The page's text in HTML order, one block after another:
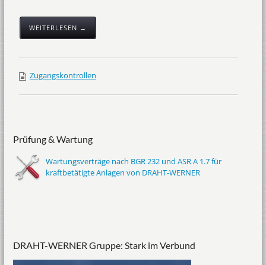
WEITERLESEN →
Zugangskontrollen
Prüfung & Wartung
Wartungsverträge nach BGR 232 und ASR A 1.7 für
kraftbetätigte Anlagen von DRAHT-WERNER
DRAHT-WERNER Gruppe: Stark im Verbund